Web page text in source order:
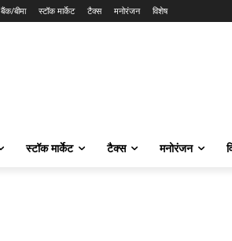
बैंक/बीमा स्टॉक मार्केट टैक्स मनोरंजन विशेष
स्टॉक मार्केट टैक्स मनोरंजन